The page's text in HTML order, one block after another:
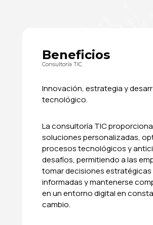
Beneficios
Consultoría TIC
Innovación, estrategia y
tecnológico.
La consultoría TIC proporciona
soluciones personalizadas,
procesos tecnológicos y
desafíos, permitiendo a las
tomar decisiones estratégicas
informadas y mantenerse
en un entorno digital en
cambio.